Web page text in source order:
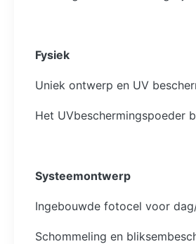
Fysiek
Uniek ontwerp en UV
Het UVbeschermingspoeder
Systeemontwerp
Ingebouwde fotocel voor
Schommeling en